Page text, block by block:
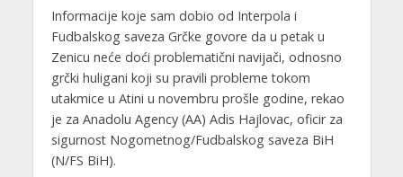
Informacije koje sam dobio od Interpola i
Fudbalskog saveza Grčke govore da u petak u
Zenicu neće doći problematični navijači, odnosno
grčki huligani koji su pravili probleme tokom
utakmice u Atini u novembru prošle godine, rekao
je za Anadolu Agency (AA) Adis Hajlovac, oficir za
sigurnost Nogometnog/Fudbalskog saveza BiH
(N/FS BiH).